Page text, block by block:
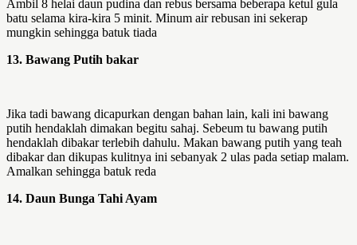
Ambil 8 helai daun pudina dan rebus bersama beberapa ketul gula
batu selama kira-kira 5 minit. Minum air rebusan ini sekerap
mungkin sehingga batuk tiada
13. Bawang Putih bakar
Jika tadi bawang dicapurkan dengan bahan lain, kali ini bawang
putih hendaklah dimakan begitu sahaj. Sebeum tu bawang putih
hendaklah dibakar terlebih dahulu. Makan bawang putih yang teah
dibakar dan dikupas kulitnya ini sebanyak 2 ulas pada setiap malam.
Amalkan sehingga batuk reda
14. Daun Bunga Tahi Ayam